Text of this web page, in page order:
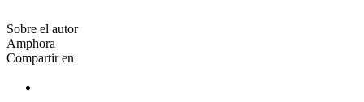
Sobre el autor
Amphora
Compartir en